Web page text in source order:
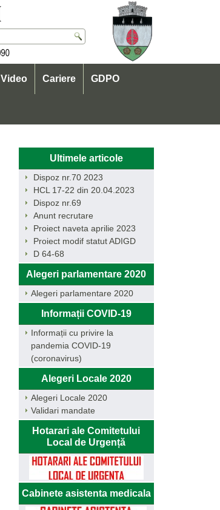
Video Cariere GDPO
Ultimele articole
Dispoz nr.70 2023
HCL 17-22 din 20.04.2023
Dispoz nr.69
Anunt recrutare
Proiect naveta aprilie 2023
Proiect modif statut ADIGD
D 64-68
Alegeri parlamentare 2020
Alegeri parlamentare 2020
Informații COVID-19
Informații cu privire la
pandemia COVID-19
(coronavirus)
Alegeri Locale 2020
Alegeri Locale 2020
Validari mandate
Hotarari ale Comitetului
Local de Urgență
Cabinete asistenta medicala